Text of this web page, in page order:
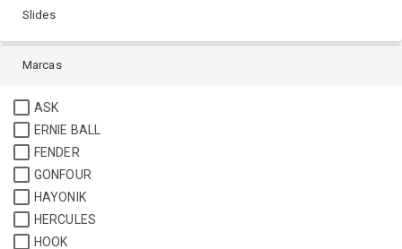
Slides
Marcas
ASK
ERNIE BALL
FENDER
GONFOUR
HAYONIK
HERCULES
HOOK